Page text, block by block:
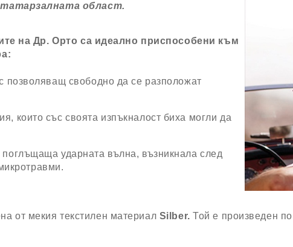
област.
на Др. Орто са идеално приспособени към
позволяващ свободно да се разположат
които със своята изпъкналост биха могли да
ударната вълна, възникнала след
от мекия текстилен материал Silber.Той е произведен